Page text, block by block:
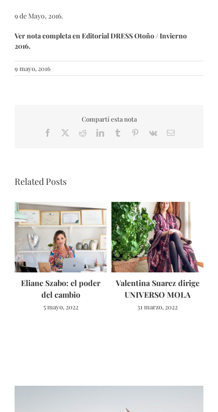
9 de Mayo, 2016.
Ver nota completa en Editorial DRESS Otoño / Invierno
2016.
9 mayo, 2016
Compartí esta nota
Facebook RedditLinkedInTumblr Pinterest
Vk Email
Related Posts
Eliane Szabo: el poder
del cambio
5 mayo, 2022
Valentina Suarez dirige
UNIVERSO MOLA
31 marzo, 2022